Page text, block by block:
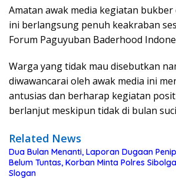
Amatan awak media kegiatan
ini berlangsung penuh keakraban
Forum Paguyuban Baderhood
Warga yang tidak mau disebutkan
diwawancarai oleh awak media ini
antusias dan berharap kegiatan
berlanjut meskipun tidak di bulan
Related News
Dua Bulan Menanti, Laporan Dugaan
Belum Tuntas, Korban Minta Polres
Slogan